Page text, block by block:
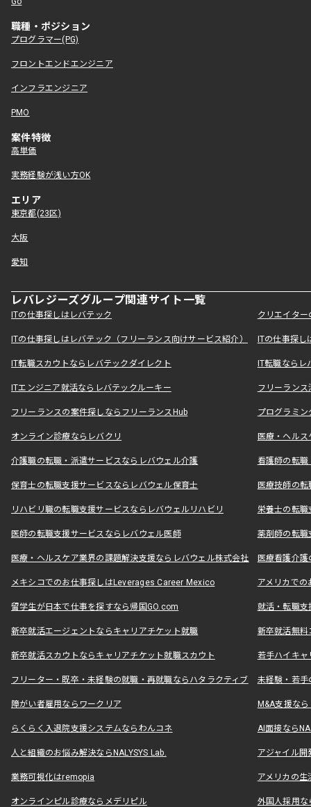
職種・ポジション
プログラマー(PG)
フロントエンドエンジニア
インフラエンジニア
PMO
案件特徴
高単価
実務経験が浅い方OK
エリア
東京都(23区)
大阪
愛知
レバレジーズグループ関連サイト一覧
ITの仕事探しはレバテック クリエイタ
ITの仕事探しはレバテック（フリーランス向けサービス紹介） ITの仕事探
IT転職スカウトならレバテックダイレクト IT転職なら
ITエンジニア就活ならレバテックルーキー フリーラン
フリーランスの案件探しならフリーランスHub プログラミ
オンライン診療ならレバクリ 医療・ヘル
介護職の転職・派遣サービスならレバウェル介護 看護師の転
保育士の転職支援サービスならレバウェル保育士 医療技師の
リハビリ職の転職支援サービスならレバウェルリハビリ 栄養士の転
医師の転職支援サービスならレバウェル医師 薬剤師の転
医療・ヘルスケア業界の課題解決支援ならレバウェル株式会社 医療看護介
メキシコでのお仕事探しはLeverages Career Mexico アメリカで
留学生が日本で仕事を探すなら帰国GO.com 就活・転職
新卒就活エージェントならキャリアチケット就職 新卒就活無料
新卒就活スカウトならキャリアチケット就職スカウト 若手ハイキ
フリーター・既卒・未経験の就職・再就職ならハタラクティブ 未経験・若手
障がい者雇用ならワークリア M&A支援な
らくらく入退院支援システムならわんコネ AI面接なら
人と組織のお悩み解決ならNALYSYS Lab. アジャイル
業務可視化はremopia アメリカの
オンラインピル診療ならメデリピル 外国人採用